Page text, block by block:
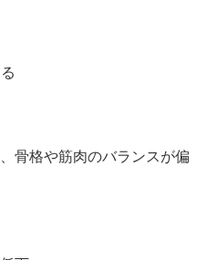
骨格や筋肉のバランスが偏